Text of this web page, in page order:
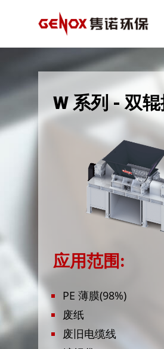
W 系列 - 双
应用范围:
PE 薄膜(98%)
废纸
废旧电缆线